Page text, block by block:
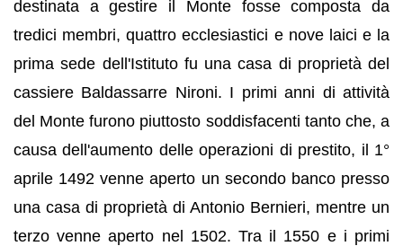
destinata a gestire il Monte fosse composta da
tredici membri, quattro ecclesiastici e nove laici e la
prima sede dell'Istituto fu una casa di proprietà del
cassiere Baldassarre Nironi. I primi anni di attività
del Monte furono piuttosto soddisfacenti tanto che, a
causa dell'aumento delle operazioni di prestito, il 1°
aprile 1492 venne aperto un secondo banco presso
una casa di proprietà di Antonio Bernieri, mentre un
terzo venne aperto nel 1502. Tra il 1550 e i primi